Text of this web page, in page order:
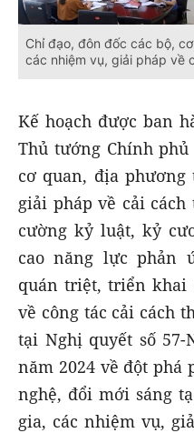
Chỉ đạo, đôn đốc các bộ,
các nhiệm vụ, giải pháp về
Kế hoạch được ban
Thủ tướng Chính
cơ quan, địa
giải pháp về cải
cường kỷ luật, kỷ
cao năng lực phản
quán triệt, triển khai
về công tác cải cách
tại Nghị quyết số 57-
năm 2024 về đột phá
nghệ, đổi mới sáng
gia, các nhiệm vụ,